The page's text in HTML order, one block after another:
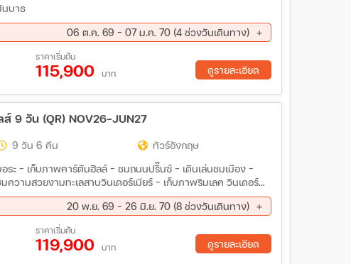
าชมโรมันบาธ
06 ต.ค. 69 - 07 ม.ค. 70 (4 ช่วงวันเดินทาง)
03 พ.ย. 69 - 11 พ.ย. 69
ราคาเริ่มต้น
115,900 บาท ดูรายละเอียด
9 วัน (QR) NOV26-JUN27
9 วัน 6 คืน
ทัวร์อังกฤษ
อระ - เก็บภาพคาร์ตันฮิลล์ - ชมถนนปริ๊นซ์ - เดินเล่นชมเมือง -
ความสวยงามทะเลสาบวินเดอร์เมียร์ - เก็บภาพริมเลค วินเดอร์
นด์ฟิลล์ - แมนเชสเตอร์ - เข้าชม สนามโอลด์แทรฟฟอร์ด -
รอกไดแอกอน – ลีดส์ - เบอร์ตัน ออน เดอะ วอเตอร์ – หมู่บ้านไบ
ฟ - เก็บภาพด้านนอกปราสาทคาร์ดิฟ - บาธ - ชมเมืองเก่า –
าท์เล็ต - ชมกรุงลอนดอน – เข้าชม เพชรยอดมงกุฎ จีเวล –
ม่น้ำเทมส์ – ชอปปิ้งย่านอ็อกฟอร์ด - เก็บภาพหอนาฬิกา (BIG
20 พ.ย. 69 - 26 มิ.ย. 70 (8 ช่วงวันเดินทาง)
04 ธ.ค. 69 - 12 ธ.ค. 69
19 มี.ค 70 - 27 มี.ค 70
09 เม.ย 70 - 17 เม.ย 70
18 มิ.ย 70 - 26 มิ.ย 70
ราคาเริ่มต้น
119,900 บาท ดูรายละเอียด